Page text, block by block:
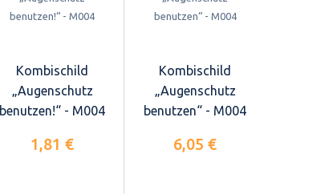
Kombischild
„Augenschutz
benutzen!“ - M004
1,81 €
Kombischild
„Augenschutz
benutzen“ - M004
6,05 €